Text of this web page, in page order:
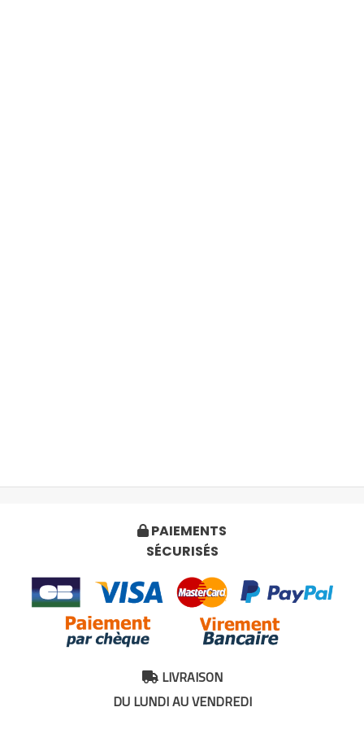
 PAIEMENTS
SÉCURISÉS
LIVRAISON
DU LUNDI AU VENDREDI